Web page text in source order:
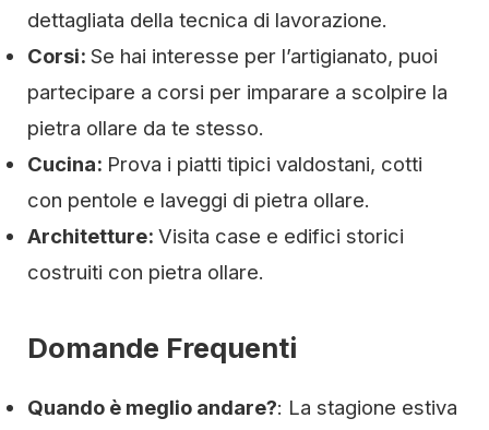
dettagliata della tecnica di lavorazione.
Corsi: Se hai interesse per l’artigianato, puoi
partecipare a corsi per imparare a scolpire la
pietra ollare da te stesso.
Cucina: Prova i piatti tipici valdostani, cotti
con pentole e laveggi di pietra ollare.
Architetture: Visita case e edifici storici
costruiti con pietra ollare.
Domande Frequenti
Quando è meglio andare?: La stagione estiva